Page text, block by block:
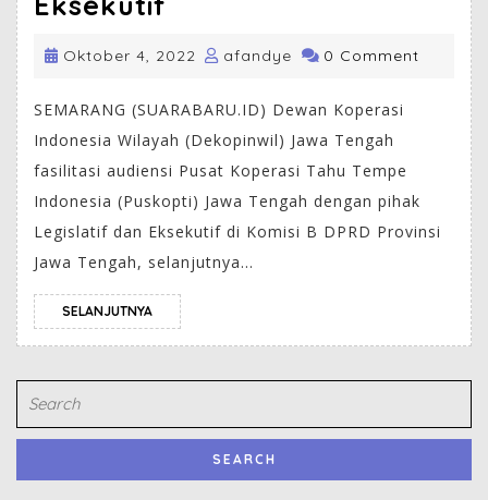
Oktober 4, 2022 afandye 0 Comment
SEMARANG (SUARABARU.ID) Dewan Koperasi
Indonesia Wilayah (Dekopinwil) Jawa Tengah
fasilitasi audiensi Pusat Koperasi Tahu Tempe
Indonesia (Puskopti) Jawa Tengah dengan pihak
Legislatif dan Eksekutif di Komisi B DPRD Provinsi
Jawa Tengah, selanjutnya...
SELANJUTNYA